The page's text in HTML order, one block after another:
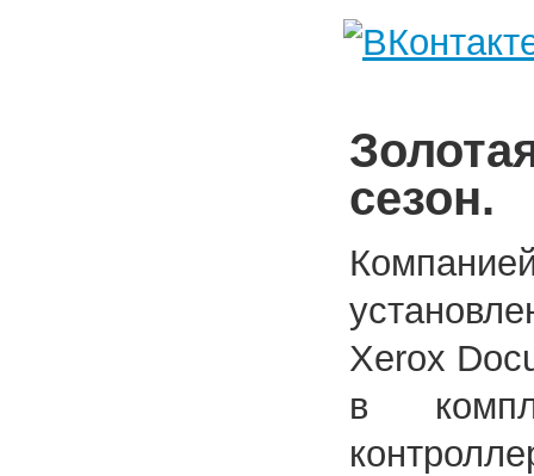
сезон.
Xerox
в